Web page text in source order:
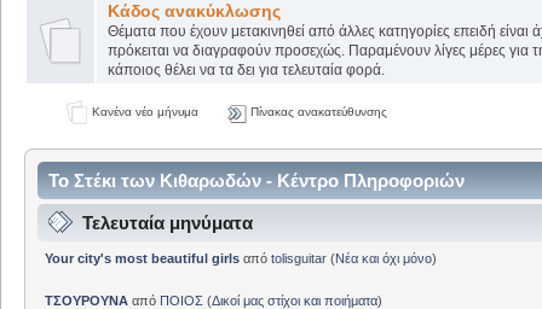
Κάδος ανακύκλωσης
Θέματα που έχουν μετακινηθεί από άλλες κατηγορίες επειδή είναι
πρόκειται να διαγραφούν προσεχώς. Παραμένουν λίγες μέρες για
κάποιος θέλει να τα δει για τελευταία φορά.
Κανένα νέο μήνυμα Πίνακας ανακατεύθυνσης
Το Στέκι των Κιθαρωδών - Κέντρο Πληροφοριών
Τελευταία μηνύματα
Your city's most beautiful girlsαπό tolisguitar(Νέα και όχι μόνο)
ΤΣΟΥΡΟΥΝΑαπό ΠΟΙΟΣ (Δικοί μας στίχοι και ποιήματα)